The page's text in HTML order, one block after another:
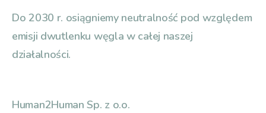
Do 2030 r. osiągniemy neutralność pod względem
emisji dwutlenku węgla w całej naszej
działalności.
Human2Human Sp. z o.o.